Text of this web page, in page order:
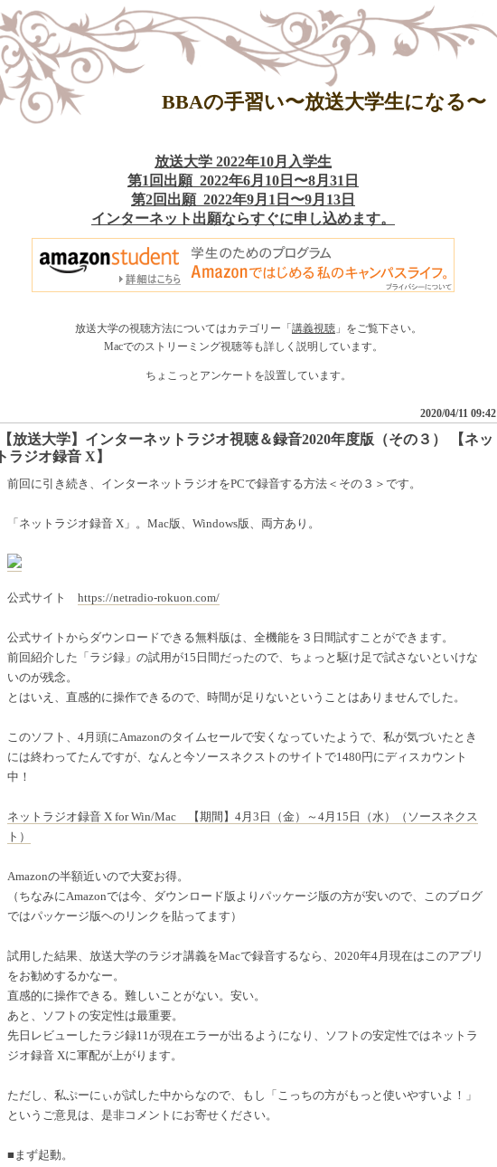
BBAの手習い〜放送大学生になる〜
放送大学 2022年10月入学生
第1回出願 2022年6月10日〜8月31日
第2回出願 2022年9月1日〜9月13日
インターネット出願ならすぐに申し込めます。
放送大学の視聴方法についてはカテゴリー「 講義視聴 」をご覧下さい。
Macでのストリーミング視聴等も詳しく説明しています。
ちょこっとアンケートを設置しています。
【放送大学】インターネットラジオ視聴＆録音2020年度版（その３） 【ネッ
トラジオ録音 X】
2020/04/11 09:42
前回に引き続き、インターネットラジオをPCで録音する方法＜その３＞です。
「ネットラジオ録音 X」。Mac版、Windows版、両方あり。
公式サイト https://netradio-rokuon.com/
公式サイトからダウンロードできる無料版は、全機能を３日間試すことができます。
前回紹介した「ラジ録」の試用が15日間だったので、ちょっと駆け足で試さないといけな
いのが残念。
とはいえ、直感的に操作できるので、時間が足りないということはありませんでした。
このソフト、4月頭にAmazonのタイムセールで安くなっていたようで、私が気づいたとき
には終わってたんですが、なんと今ソースネクストのサイトで1480円にディスカウント
中！
ネットラジオ録音 X for Win/Mac 【期間】4月3日（金）～4月15日（水）（ソースネクス
ト）
Amazonの半額近いので大変お得。
（ちなみにAmazonでは今、ダウンロード版よりパッケージ版の方が安いので、このブログ
ではパッケージ版ヘのリンクを貼ってます）
試用した結果、放送大学のラジオ講義をMacで録音するなら、2020年4月現在はこのアプリ
をお勧めするかなー。
直感的に操作できる。難しいことがない。安い。
あと、ソフトの安定性は最重要。
先日レビューしたラジ録11が現在エラーが出るようになり、ソフトの安定性ではネットラ
ジオ録音 Xに軍配が上がります。
ただし、私ぷーにぃが試した中からなので、もし「こっちの方がもっと使いやすいよ！」
というご意見は、是非コメントにお寄せください。
■まず起動。